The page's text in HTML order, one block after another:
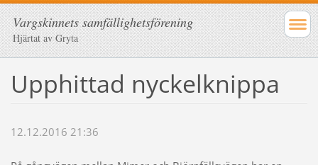
Vargskinnets samfällighetsförening
Hjärtat av Gryta
Upphittad nyckelknippa
12.12.2016 21:36